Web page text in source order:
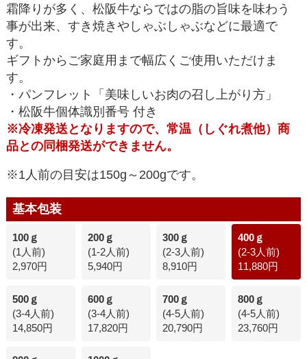
霜降りが多く、松阪牛ならではの脂の旨味を味わう
事が出来、すき焼きやしゃぶしゃぶなどに最適で
す。
ギフトからご家庭用まで幅広くご使用いただけま
す。
・パンフレット「美味しいお肉の召し上がり方」
・松阪牛個体識別番号 付き
※冷凍発送となりますので、常温（しぐれ煮他）商
品との同梱発送ができません。
※1人前の目安は150g～200gです。
基本包装
100ｇ
(1人前)
2,970円
200ｇ
(1-2人前)
5,940円
300ｇ
(2-3人前)
8,910円
400ｇ
(2-3人前)
11,880円
500ｇ
(3-4人前)
14,850円
600ｇ
(3-4人前)
17,820円
700ｇ
(4-5人前)
20,790円
800ｇ
(4-5人前)
23,760円